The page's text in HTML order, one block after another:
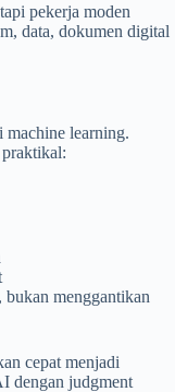
pekerja moden
data, dokumen digital
machine learning.
menggantikan
cepat menjadi
dengan judgment